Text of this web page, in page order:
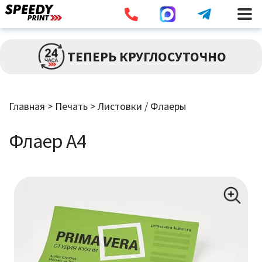
ПЕЧАТЬ
Визитки
Дипломы / Сертификаты
ТЕПЕРЬ КРУГЛОСУТОЧНО
Главная > Печать >Листовки / Флаеры
Флаер А4